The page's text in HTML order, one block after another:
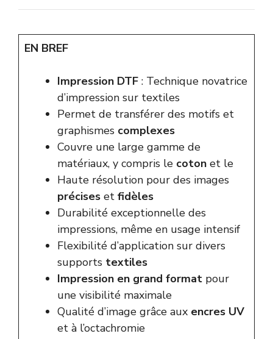
EN BREF
Impression DTF : Technique novatrice
d’impression sur textiles
Permet de transférer des motifs et
graphismes complexes
Couvre une large gamme de
matériaux, y compris le coton et le
Haute résolution pour des images
précises et fidèles
Durabilité exceptionnelle des
impressions, même en usage intensif
Flexibilité d’application sur divers
supports textiles
Impression en grand format pour
une visibilité maximale
Qualité d’image grâce aux encres UV
et à l’octachromie